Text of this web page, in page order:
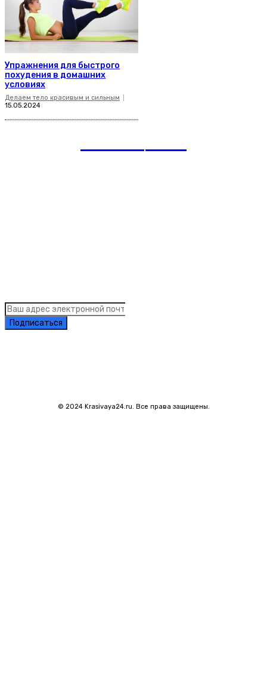
Упражнения для быстрого
похудения в домашних
условиях
Делаем тело красивым и сильным
15.05.2024
Подписаться
© 2024 Krasivaya24.ru. Все права защищены.